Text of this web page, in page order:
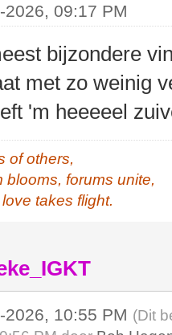
2026, 09:17 PM
bijzondere
met zo weinig
'm heeeeel
of others,
blooms, forums unite,
takes flight.
2026, 10:55 PM (Dit